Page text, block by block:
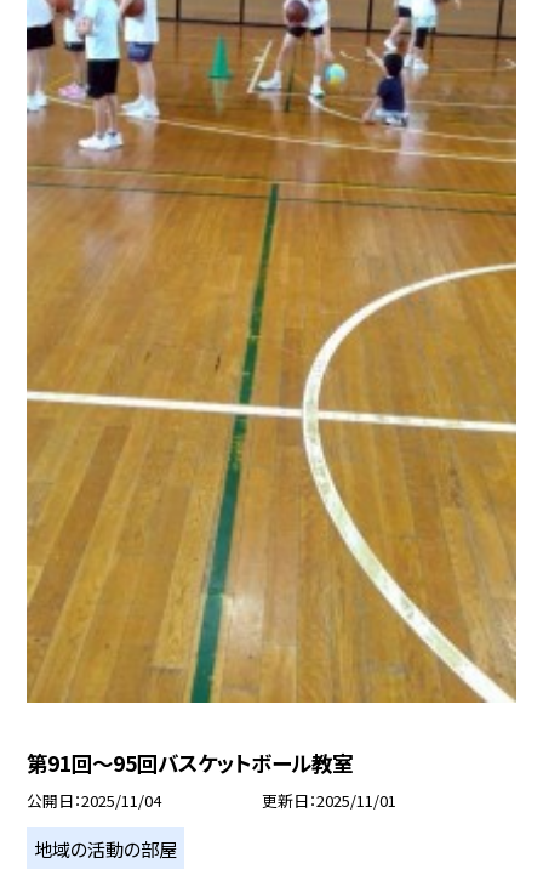
第91回～95回バスケットボール教室
公開日 2025/11/04 更新日 2025/11/01
地域の活動の部屋